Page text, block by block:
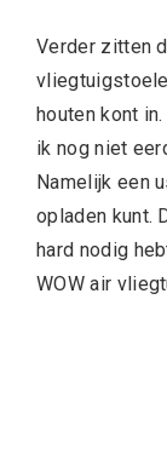
Verder zitten
houten kont
ik nog niet
Namelijk een
opladen kunt.
hard nodig
WOW air